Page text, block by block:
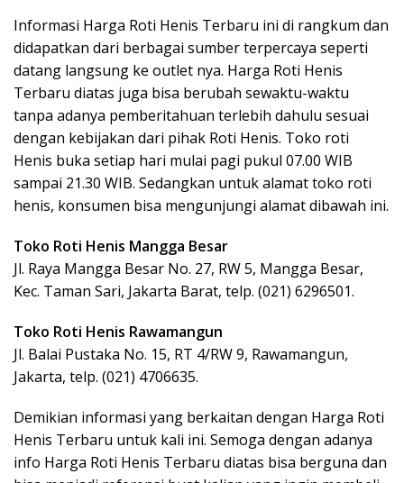
Informasi Harga Roti Henis Terbaru ini di rangkum dan
didapatkan dari berbagai sumber terpercaya seperti
datang langsung ke outlet nya. Harga Roti Henis
Terbaru diatas juga bisa berubah sewaktu-waktu
tanpa adanya pemberitahuan terlebih dahulu sesuai
dengan kebijakan dari pihak Roti Henis. Toko roti
Henis buka setiap hari mulai pagi pukul 07.00 WIB
sampai 21.30 WIB. Sedangkan untuk alamat toko roti
henis, konsumen bisa mengunjungi alamat dibawah ini.
Toko Roti Henis Mangga Besar
Jl. Raya Mangga Besar No. 27, RW 5, Mangga Besar,
Kec. Taman Sari, Jakarta Barat, telp. (021) 6296501.
Toko Roti Henis Rawamangun
Jl. Balai Pustaka No. 15, RT 4/RW 9, Rawamangun,
Jakarta, telp. (021) 4706635.
Demikian informasi yang berkaitan dengan Harga Roti
Henis Terbaru untuk kali ini. Semoga dengan adanya
info Harga Roti Henis Terbaru diatas bisa berguna dan